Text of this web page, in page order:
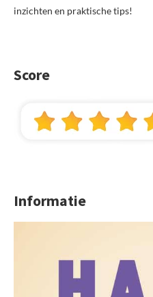
inzichten en praktische tips!
Score
Informatie